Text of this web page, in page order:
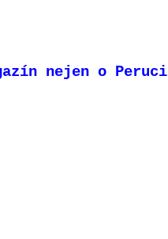
nejen o Peruci